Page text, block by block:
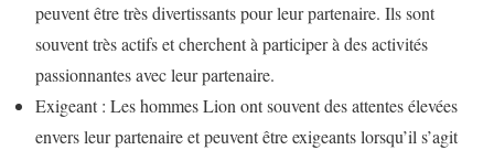
peuvent être très divertissants pour leur partenaire. Ils sont
souvent très actifs et cherchent à participer à des activités
passionnantes avec leur partenaire.
Exigeant : Les hommes Lion ont souvent des attentes élevées
envers leur partenaire et peuvent être exigeants lorsqu’il s’agit